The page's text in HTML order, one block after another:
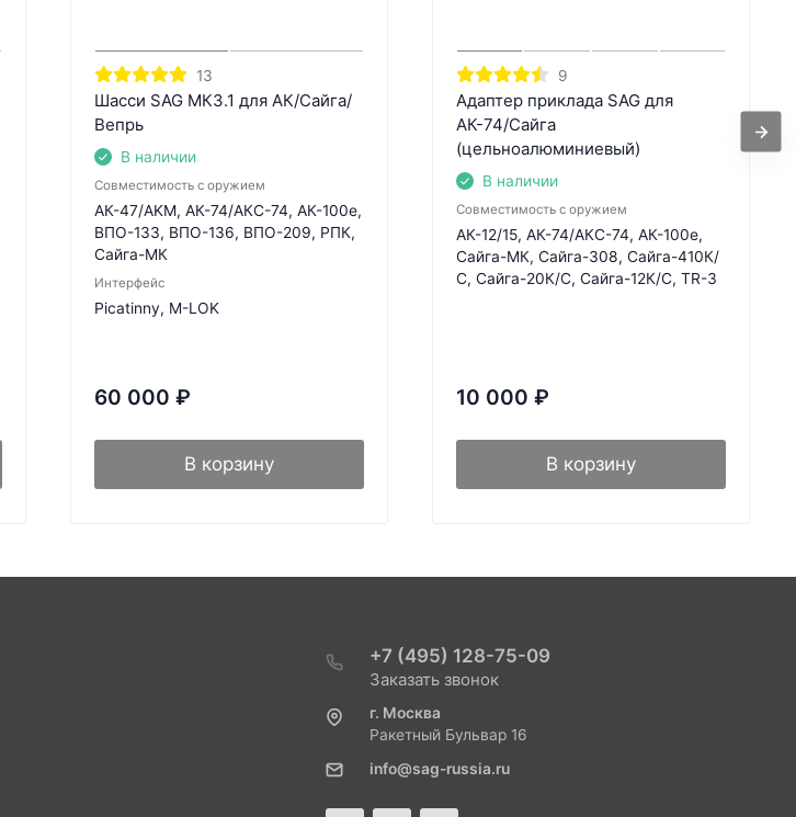
13
Шасси SAG МК3.1 для АК/Сайга/
Вепрь
В наличии
Совместимость с оружием
АК-47/AKM, АК-74/АКС-74, АК-100е,
ВПО-133, ВПО-136, ВПО-209, РПК,
Сайга-МК
Интерфейс
Picatinny, M-LOK
60 000 ₽
В корзину
9
Адаптер приклада SAG для
АК-74/Сайга
(цельноалюминиевый)
В наличии
Совместимость с оружием
АК-12/15, АК-74/АКС-74, АК-100е,
Сайга-МК, Сайга-308, Сайга-410К/
С, Сайга-20К/С, Сайга-12К/С, TR-3
10 000 ₽
В корзину
+7 (495) 128-75-09
Заказать звонок
г. Москва
Ракетный Бульвар 16
info@sag-russia.ru